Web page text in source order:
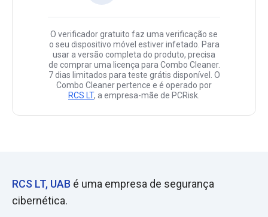
O verificador gratuito faz uma verificação se
o seu dispositivo móvel estiver infetado. Para
usar a versão completa do produto, precisa
de comprar uma licença para Combo Cleaner.
7 dias limitados para teste grátis disponível. O
Combo Cleaner pertence e é operado por
RCS LT, a empresa-mãe de PCRisk.
RCS LT, UAB é uma empresa de segurança
cibernética.